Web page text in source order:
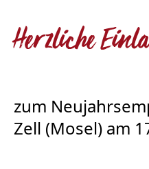
Herzliche
zum
Zell (Mosel) am